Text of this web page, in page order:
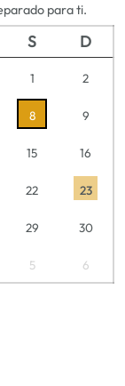
para ti.
S D
1 2
8 9
15 16
22 23
29 30
5 6